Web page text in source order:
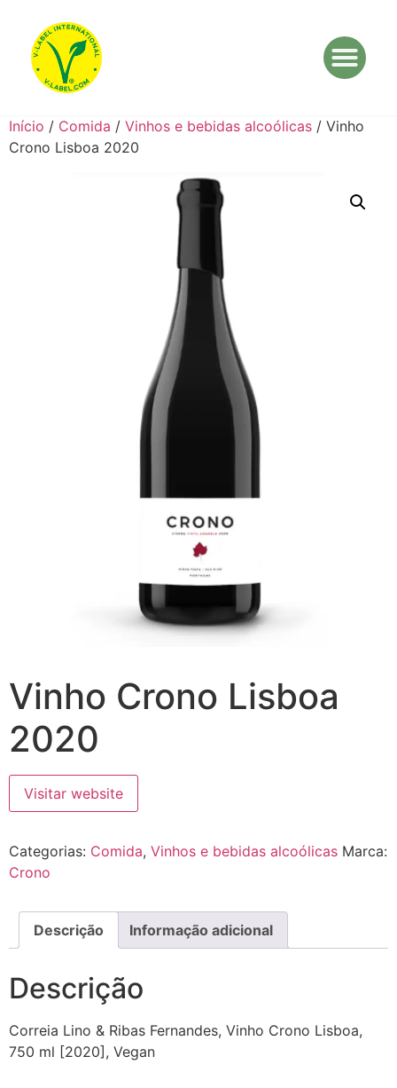
Início / Comida / Vinhos e bebidas alcoólicas / Vinho
Crono Lisboa 2020
Vinho Crono Lisboa
2020
Visitar website
Categorias: Comida, Vinhos e bebidas alcoólicas Marca:
Crono
Descrição Informação adicional
Descrição
Correia Lino & Ribas Fernandes, Vinho Crono Lisboa,
750 ml [2020], Vegan